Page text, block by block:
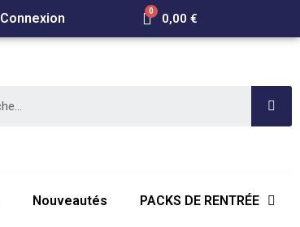
Connexion 0,00 €
Nouveautés PACKS DE RENTRÉE